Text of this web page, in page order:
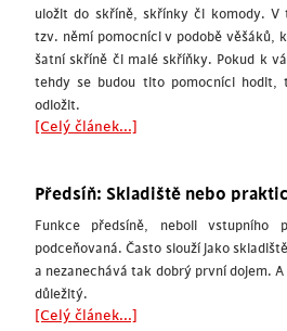
uložit do skříně, skřínky či komody. V
tzv. němí pomocníci v podobě věšáků,
šatní skříně či malé skříňky. Pokud k
tehdy se budou tito pomocníci hodit,
odložit.
[Celý článek...]
Předsíň: Skladiště nebo
Funkce předsíně, neboli vstupního
podceňovaná. Často slouží jako
a nezanechává tak dobrý první dojem.
důležitý.
[Celý článek...]